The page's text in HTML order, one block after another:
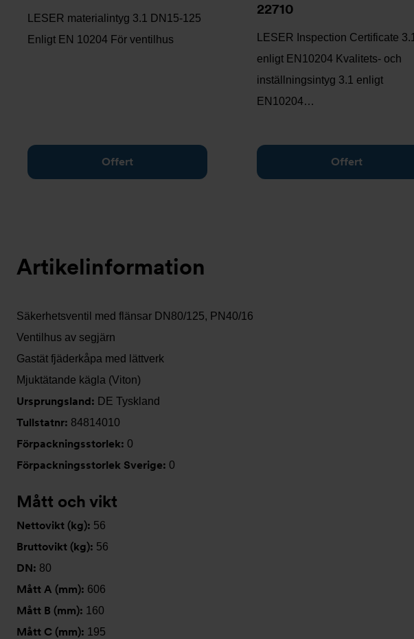
LESER materialintyg 3.1 DN15-125
Enligt EN 10204 För ventilhus
Offert
22710
LESER Inspection Certificate 3.1
enligt EN10204 Kvalitets- och
inställningsintyg 3.1 enligt
EN10204…
Offert
Artikelinformation
Säkerhetsventil med flänsar DN80/125, PN40/16
Ventilhus av segjärn
Gastät fjäderkåpa med lättverk
Mjuktätande kägla (Viton)
Ursprungsland: DE Tyskland
Tullstatnr: 84814010
Förpackningsstorlek: 0
Förpackningsstorlek Sverige: 0
Mått och vikt
Nettovikt (kg): 56
Bruttovikt (kg): 56
DN: 80
Mått A (mm): 606
Mått B (mm): 160
Mått C (mm): 195